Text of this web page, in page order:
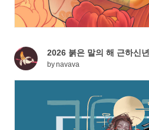
2026 붉은 말의 해 근하신년
bynavava